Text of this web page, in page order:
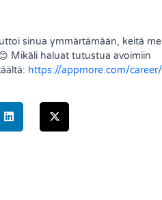
sinua ymmärtämään, keitä me
Mikäli haluat tutustua avoimiin
https://appmore.com/career/